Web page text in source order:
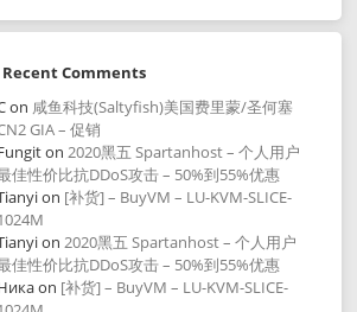
Recent Comments
on 咸鱼科技(Saltyfish)美国费里蒙/圣何塞
GIA – 促销
on2020黑五 Spartanhost – 个人用户
佳性价比抗DDoS攻击 – 50%到55%优惠
on [补货] – BuyVM – LU-KVM-SLICE-
on2020黑五 Spartanhost – 个人用户
佳性价比抗DDoS攻击 – 50%到55%优惠
on [补货] – BuyVM – LU-KVM-SLICE-